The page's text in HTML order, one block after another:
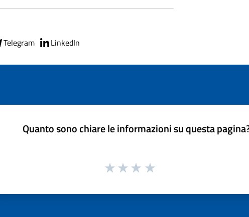
Telegram LinkedIn
Quanto sono chiare le informazioni su questa